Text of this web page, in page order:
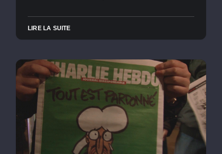
LIRE LA SUITE